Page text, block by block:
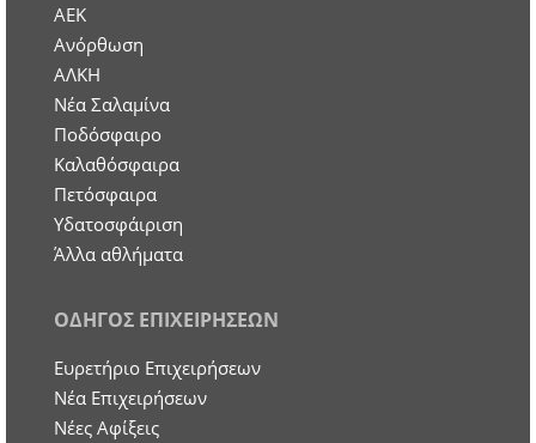
ΑΕΚ
Ανόρθωση
ΑΛΚΗ
Νέα Σαλαμίνα
Ποδόσφαιρο
Καλαθόσφαιρα
Πετόσφαιρα
Υδατοσφάιριση
Άλλα αθλήματα
ΟΔΗΓΟΣ ΕΠΙΧΕΙΡΗΣΕΩΝ
Ευρετήριο Επιχειρήσεων
Nέα Επιχειρήσεων
Νέες Αφίξεις